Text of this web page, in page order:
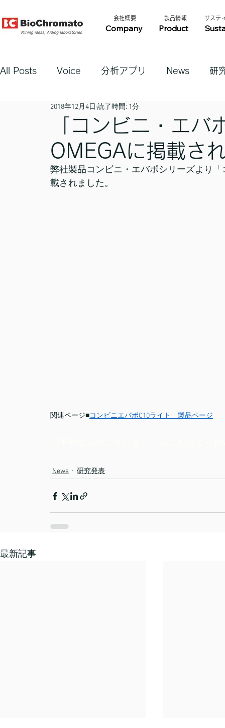
Company Product
​製品情報​​
​会社概要​​ サステ
All Posts Voice 分析アプリ News 研
「コンビニ・エ
OMEGAに掲載さ
2018年12月4日 読了時間: 1分
弊社製品コンビニ・エバポシリーズより「
載されました。
関連ページ■コンビニエバポC10ライト　製品ページ
News 研究発表
最新記事